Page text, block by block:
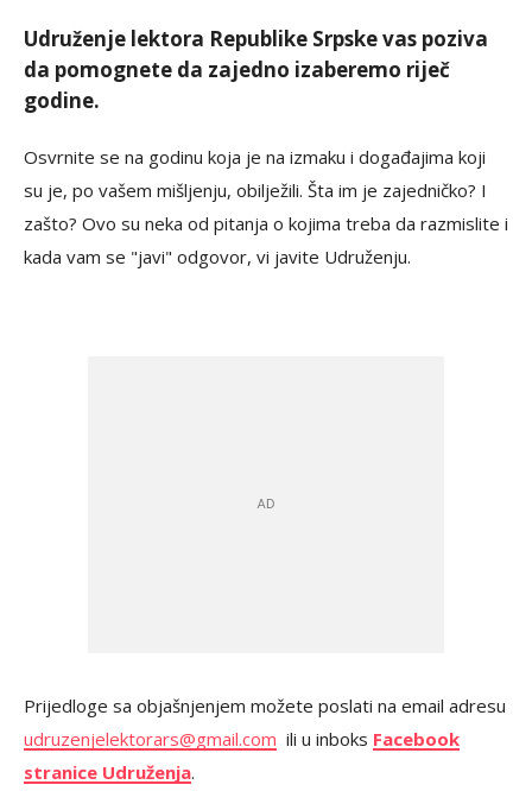
Udruženje lektora Republike Srpske vas poziva
da pomognete da zajedno izaberemo riječ
godine.
Osvrnite se na godinu koja je na izmaku i događajima koji
su je, po vašem mišljenju, obilježili. Šta im je zajedničko? I
zašto? Ovo su neka od pitanja o kojima treba da razmislite i
kada vam se "javi" odgovor, vi javite Udruženju.
Prijedloge sa objašnjenjem možete poslati na email adresu
udruzenjelektorars@gmail.com ili u inboks Facebook
stranice Udruženja.